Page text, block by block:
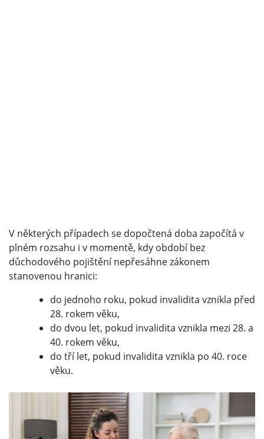
V některých případech se dopočtená doba započítá v
plném rozsahu i v momentě, kdy období bez
důchodového pojištění nepřesáhne zákonem
stanovenou hranici:
do jednoho roku, pokud invalidita vznikla před
28. rokem věku,
do dvou let, pokud invalidita vznikla mezi 28. a
40. rokem věku,
do tří let, pokud invalidita vznikla po 40. roce
věku.